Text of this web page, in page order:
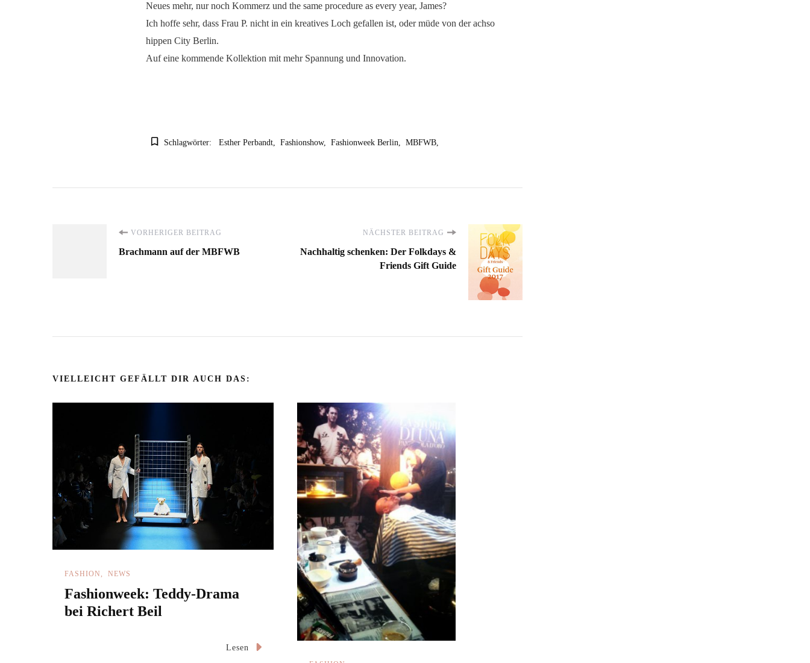
Neues mehr, nur noch Kommerz und the same procedure as every year, James?
Ich hoffe sehr, dass Frau P. nicht in ein kreatives Loch gefallen ist, oder müde von der achso
hippen City Berlin.
Auf eine kommende Kollektion mit mehr Spannung und Innovation.
Schlagwörter: Esther Perbandt Fashionshow Fashionweek Berlin MBFWB
Beitragsnavigation
VORHERIGER BEITRAG
Brachmann auf der MBFWB
NÄCHSTER BEITRAG
Nachhaltig schenken: Der Folkdays &
Friends Gift Guide
VIELLEICHT GEFÄLLT DIR AUCH DAS:
FASHION NEWS
Fashionweek: Teddy-Drama
bei Richert Beil
Lesen